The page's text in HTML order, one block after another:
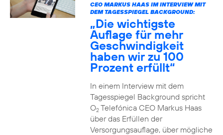
CEO MARKUS HAAS IM INTERVIEW MIT
DEM TAGESSPIEGEL BACKGROUND:
„Die wichtigste
Auflage für mehr
Geschwindigkeit
haben wir zu 100
Prozent erfüllt“
In einem Interview mit dem
Tagesspiegel Background spricht
O2Telefónica CEO Markus Haas
über das Erfüllen der
Versorgungsauflage, über mögliche